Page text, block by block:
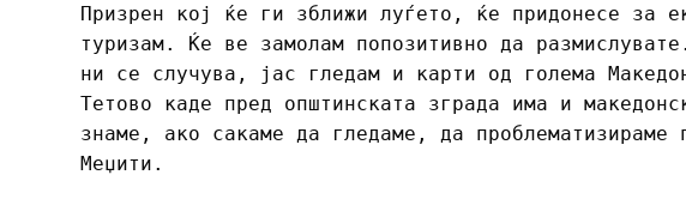
Призрен кој ќе ги зближи луѓето, ќе придонесе за
туризам. Ќе ве замолам попозитивно да
ни се случува, јас гледам и карти од голема
Тетово каде пред општинската зграда има и
знаме, ако сакаме да гледаме, да проблематизираме
Меџити.